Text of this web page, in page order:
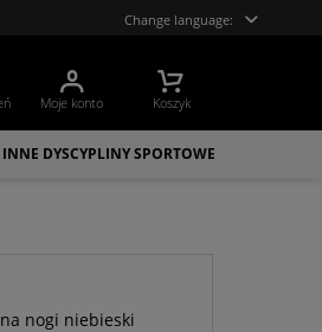
Change language:
Moje konto Koszyk
INNE DYSCYPLINY SPORTOWE
na nogi niebieski